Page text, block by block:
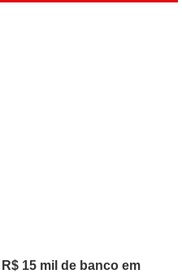
15 mil de banco em